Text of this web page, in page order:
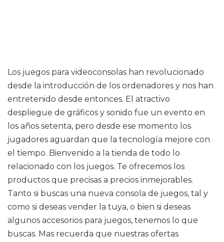
Los juegos para videoconsolas han revolucionado
desde la introducción de los ordenadores y nos han
entretenido desde entonces. El atractivo
despliegue de gráficos y sonido fue un evento en
los años setenta, pero desde ese momento los
jugadores aguardan que la tecnología mejore con
el tiempo. Bienvenido a la tienda de todo lo
relacionado con los juegos. Te ofrecemos los
productos que precisas a precios inmejorables.
Tanto si buscas una nueva consola de juegos, tal y
como si deseas vender la tuya, o bien si deseas
algunos accesorios para juegos, tenemos lo que
buscas. Mas recuerda que nuestras ofertas